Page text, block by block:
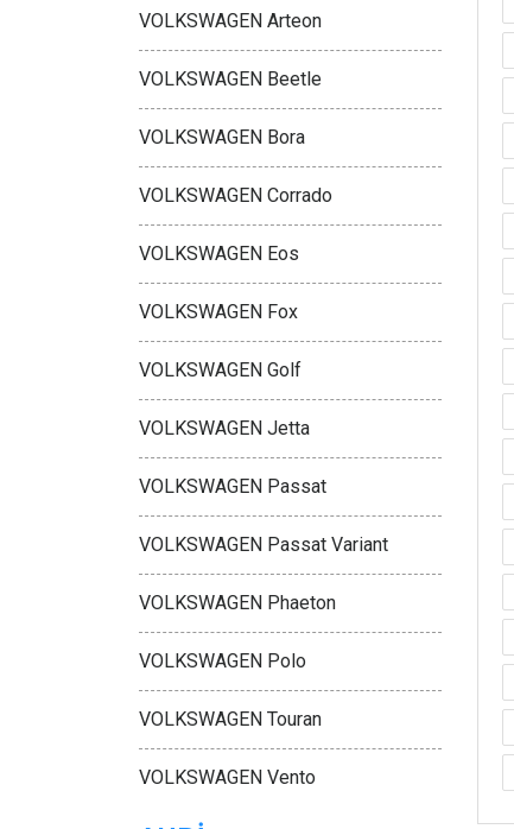
VOLKSWAGEN Arteon
VOLKSWAGEN Beetle
VOLKSWAGEN Bora
VOLKSWAGEN Corrado
VOLKSWAGEN Eos
VOLKSWAGEN Fox
VOLKSWAGEN Golf
VOLKSWAGEN Jetta
VOLKSWAGEN Passat
VOLKSWAGEN Passat Variant
VOLKSWAGEN Phaeton
VOLKSWAGEN Polo
VOLKSWAGEN Touran
VOLKSWAGEN Vento